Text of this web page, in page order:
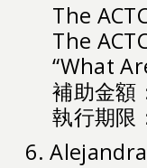
The
The
“What
補助金額
執行期限
6.